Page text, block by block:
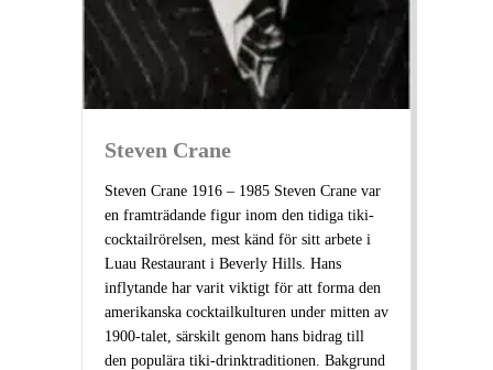
Steven Crane
Steven Crane 1916 – 1985 Steven Crane var
en framträdande figur inom den tidiga tiki-
cocktailrörelsen, mest känd för sitt arbete i
Luau Restaurant i Beverly Hills. Hans
inflytande har varit viktigt för att forma den
amerikanska cocktailkulturen under mitten av
1900-talet, särskilt genom hans bidrag till
den populära tiki-drinktraditionen. Bakgrund